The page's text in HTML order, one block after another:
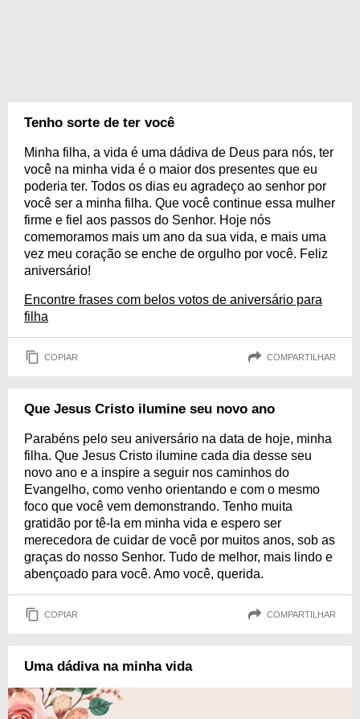
Tenho sorte de ter você
Minha filha, a vida é uma dádiva de Deus para nós, ter
você na minha vida é o maior dos presentes que eu
poderia ter. Todos os dias eu agradeço ao senhor por
você ser a minha filha. Que você continue essa mulher
firme e fiel aos passos do Senhor. Hoje nós
comemoramos mais um ano da sua vida, e mais uma
vez meu coração se enche de orgulho por você. Feliz
aniversário!
Encontre frases com belos votos de aniversário para
filha
COPIAR COMPARTILHAR
Que Jesus Cristo ilumine seu novo ano
Parabéns pelo seu aniversário na data de hoje, minha
filha. Que Jesus Cristo ilumine cada dia desse seu
novo ano e a inspire a seguir nos caminhos do
Evangelho, como venho orientando e com o mesmo
foco que você vem demonstrando. Tenho muita
gratidão por tê-la em minha vida e espero ser
merecedora de cuidar de você por muitos anos, sob as
graças do nosso Senhor. Tudo de melhor, mais lindo e
abençoado para você. Amo você, querida.
COPIAR COMPARTILHAR
Uma dádiva na minha vida